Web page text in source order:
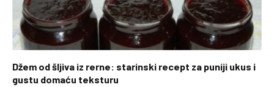
Džem od šljiva iz rerne: starinski recept za puniji ukus i
gustu domaću teksturu